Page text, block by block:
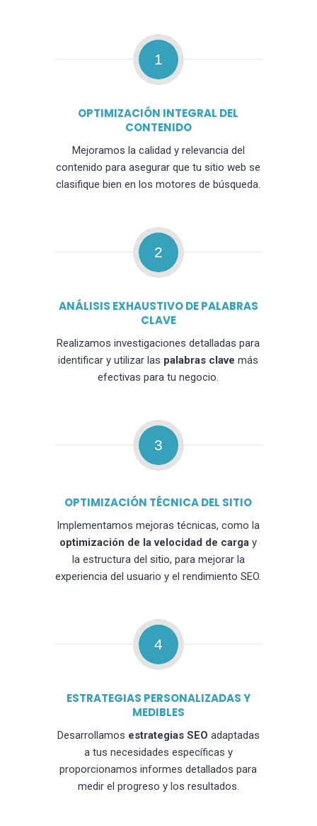
1
OPTIMIZACIÓN INTEGRAL DEL
CONTENIDO
Mejoramos la calidad y relevancia del
contenido para asegurar que tu sitio web se
clasifique bien en los motores de búsqueda.
2
ANÁLISIS EXHAUSTIVO DE PALABRAS
CLAVE
Realizamos investigaciones detalladas para
identificar y utilizar las palabras clave más
efectivas para tu negocio.
3
OPTIMIZACIÓN TÉCNICA DEL SITIO
Implementamos mejoras técnicas, como la
optimización de la velocidad de carga y
la estructura del sitio, para mejorar la
experiencia del usuario y el rendimiento SEO.
4
ESTRATEGIAS PERSONALIZADAS Y
MEDIBLES
Desarrollamos estrategias SEO adaptadas
a tus necesidades específicas y
proporcionamos informes detallados para
medir el progreso y los resultados.